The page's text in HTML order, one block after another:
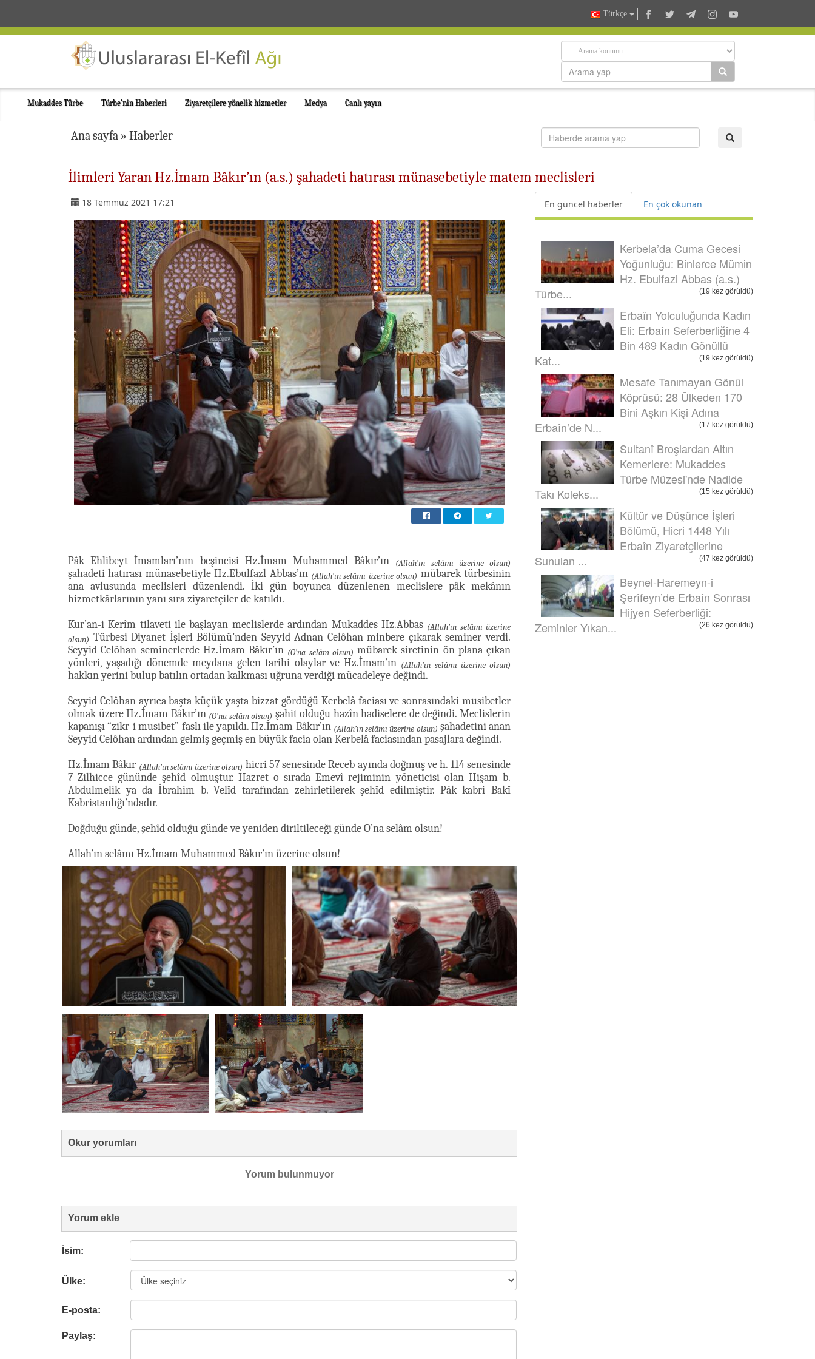
Türkçe
Mukaddes Türbe Türbe'nin Haberleri Ziyaretçilere yönelik hizmetler Medya Canlı yayın
Ana sayfa » Haberler
İlimleri Yaran Hz.İmam Bâkır’ın (a.s.) şahadeti hatırası münasebetiyle matem meclisleri
18 Temmuz 2021 17:21
Pâk Ehlibeyt İmamları’nın beşincisi Hz.İmam Muhammed Bâkır’ın (Allah’ın selâmı üzerine olsun)
şahadeti hatırası münasebetiyle Hz.Ebulfazl Abbas’ın (Allah’ın selâmı üzerine olsun) mübarek türbesinin
ana avlusunda meclisleri düzenlendi. İki gün boyunca düzenlenen meclislere pâk mekânın
hizmetkârlarının yanı sıra ziyaretçiler de katıldı.
Kur’an-i Kerîm tilaveti ile başlayan meclislerde ardından Mukaddes Hz.Abbas (Allah’ın selâmı üzerine
olsun) Türbesi Diyanet İşleri Bölümü’nden Seyyid Adnan Celôhan minbere çıkarak seminer verdi.
Seyyid Celôhan seminerlerde Hz.İmam Bâkır’ın (O’na selâm olsun) mübarek siretinin ön plana çıkan
yönleri, yaşadığı dönemde meydana gelen tarihi olaylar ve Hz.İmam’ın (Allah’ın selâmı üzerine olsun)
hakkın yerini bulup batılın ortadan kalkması uğruna verdiği mücadeleye değindi.
Seyyid Celôhan ayrıca başta küçük yaşta bizzat gördüğü Kerbelâ faciası ve sonrasındaki musibetler
olmak üzere Hz.İmam Bâkır’ın (O’na selâm olsun) şahit olduğu hazîn hadiselere de değindi. Meclislerin
kapanışı “zikr-i musibet” faslı ile yapıldı. Hz.İmam Bâkır’ın (Allah’ın selâmı üzerine olsun) şahadetini anan
Seyyid Celôhan ardından gelmiş geçmiş en büyük facia olan Kerbelâ faciasından pasajlara değindi.
Hz.İmam Bâkır (Allah’ın selâmı üzerine olsun) hicri 57 senesinde Receb ayında doğmuş ve h. 114 senesinde
7 Zilhicce gününde şehîd olmuştur. Hazret o sırada Emevî rejiminin yöneticisi olan Hişam b.
Abdulmelik ya da İbrahim b. Velîd tarafından zehirletilerek şehîd edilmiştir. Pâk kabri Bakî
Kabristanlığı’ndadır.
Doğduğu günde, şehîd olduğu günde ve yeniden diriltileceği günde O’na selâm olsun!
Allah’ın selâmı Hz.İmam Muhammed Bâkır’ın üzerine olsun!
Okur yorumları
Yorum bulunmuyor
Yorum ekle
İsim:
Ülke:
E-posta:
Paylaş:
En güncel haberler En çok okunan
Kerbela’da Cuma Gecesi
Yoğunluğu: Binlerce Mümin
Hz. Ebulfazl Abbas (a.s.)
Türbe...
(19 kez görüldü)
Erbaîn Yolculuğunda Kadın
Eli: Erbaîn Seferberliğine 4
Bin 489 Kadın Gönüllü
Kat...
(19 kez görüldü)
Mesafe Tanımayan Gönül
Köprüsü: 28 Ülkeden 170
Bini Aşkın Kişi Adına
Erbaîn’de N...
(17 kez görüldü)
Sultanî Broşlardan Altın
Kemerlere: Mukaddes
Türbe Müzesi'nde Nadide
Takı Koleks...
(15 kez görüldü)
Kültür ve Düşünce İşleri
Bölümü, Hicri 1448 Yılı
Erbaîn Ziyaretçilerine
Sunulan ...
(47 kez görüldü)
Beynel-Haremeyn-i
Şerîfeyn’de Erbaîn Sonrası
Hijyen Seferberliği:
Zeminler Yıkan...
(26 kez görüldü)